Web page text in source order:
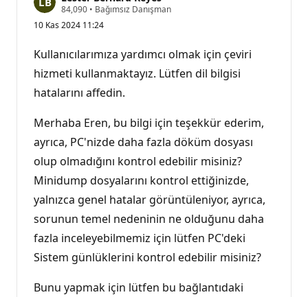
84,090 S
y
ı
n
l
ı
k
a
ı
• Bağımsız Danışman
10 Kas 2024 11:24
Kullanıcılarımıza yardımcı olmak için çeviri
hizmeti kullanmaktayız. Lütfen dil bilgisi
hatalarını affedin.
Merhaba Eren, bu bilgi için teşekkür ederim,
ayrıca, PC'nizde daha fazla döküm dosyası
olup olmadığını kontrol edebilir misiniz?
Minidump dosyalarını kontrol ettiğinizde,
yalnızca genel hatalar görüntüleniyor, ayrıca,
sorunun temel nedeninin ne olduğunu daha
fazla inceleyebilmemiz için lütfen PC'deki
Sistem günlüklerini kontrol edebilir misiniz?
Bunu yapmak için lütfen bu bağlantıdaki